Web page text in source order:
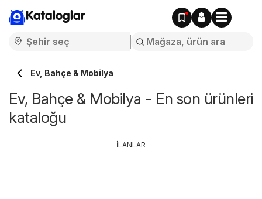
Kataloglar
Ev, Bahçe & Mobilya
Ev, Bahçe & Mobilya - En son ürünleri
kataloğu
İLANLAR